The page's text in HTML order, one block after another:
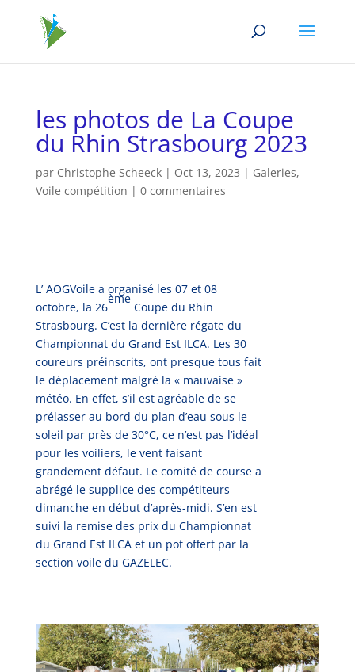
les photos de La Coupe
du Rhin Strasbourg 2023
par Christophe Scheeck| Oct 13, 2023 | Galeries,
Voile compétition | 0 commentaires
L’ AOGVoile a organisé les 07 et 08
octobre, la 26
ème
Coupe du Rhin
Strasbourg. C’est la dernière régate du
Championnat du Grand Est ILCA. Les 30
coureurs préinscrits, ont presque tous fait
le déplacement malgré la « mauvaise »
météo. En effet, s’il est agréable de se
prélasser au bord du plan d’eau sous le
soleil par près de 30°C, ce n’est pas l’idéal
pour les voiliers, le vent faisant
grandement défaut. Le comité de course a
abrégé le supplice des compétiteurs
dimanche en début d’après-midi. S’en est
suivi la remise des prix du Championnat
du Grand Est ILCA et un pot offert par la
section voile du GAZELEC.